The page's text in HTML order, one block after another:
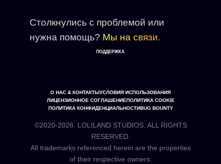
Столкнулись с проблемой или
нужна помощь? Мы на связи.
ПОДДЕРЖКА
О НАС & КОНТАКТЫУСЛОВИЯ ИСПОЛЬЗОВАНИЯ
ЛИЦЕНЗИОННОЕ СОГЛАШЕНИЕПОЛИТИКА COOKIE
ПОЛИТИКА КОНФИДЕНЦИАЛЬНОСТИBUG BOUNTY
©2020-2026. LOLILAND STUDIOS. ALL RIGHTS
RESERVED.
All trademarks referenced herein are the properties